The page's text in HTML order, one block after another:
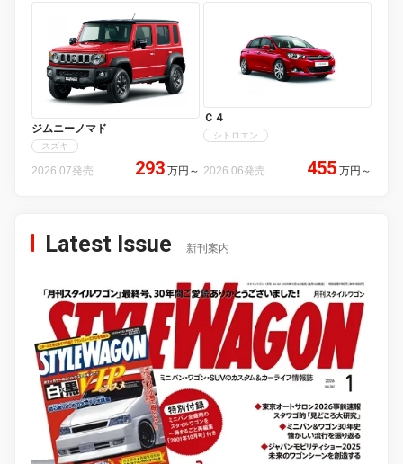
ジムニーノマド
スズキ
2026.07発売 293 万円 ～
Ｃ４
シトロエン
2026.06発売 455 万円 ～
Latest Issue 新刊案内